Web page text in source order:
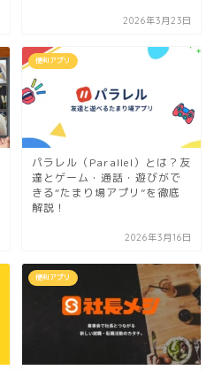
2026年3月23日
便利アプリ
パラレル（Parallel）とは？友
達とゲーム・通話・遊びがで
きる“たまり場アプリ”を徹底
解説！
2026年3月16日
便利アプリ